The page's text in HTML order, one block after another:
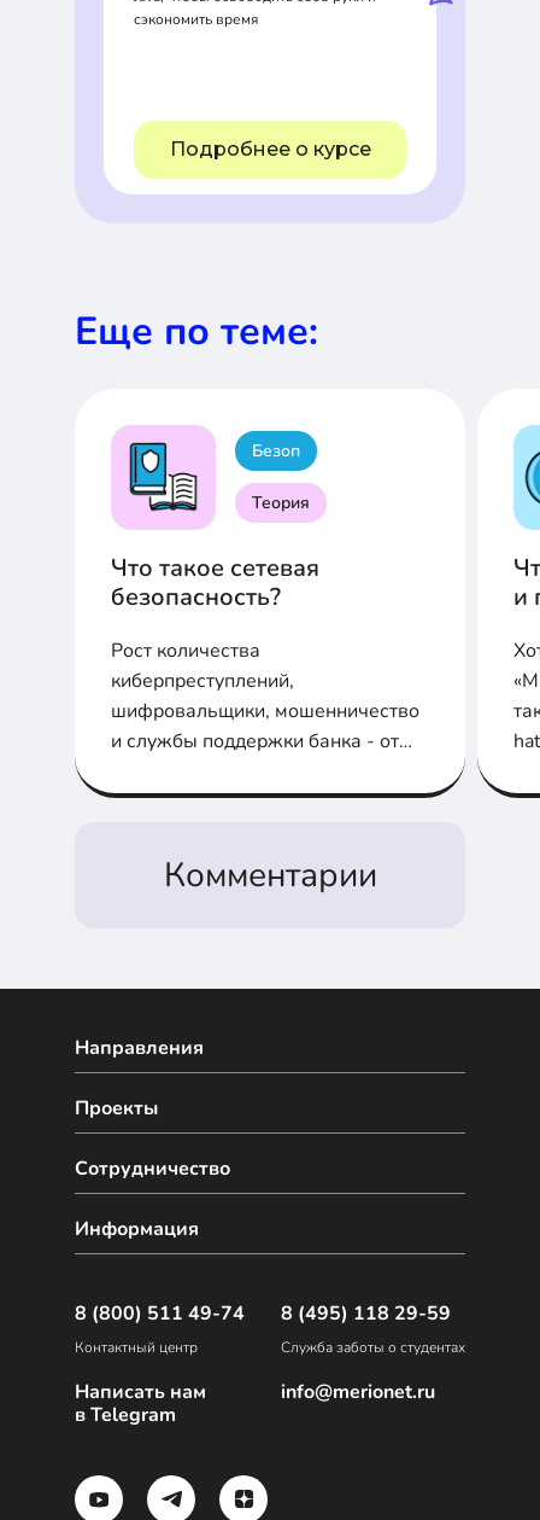
сэкономить время
Подробнее о курсе
Еще по теме:
Безоп
Теория
Что такое сетевая
безопасность?
Рост количества
киберпреступлений,
шифровальщики, мошенничество
и службы поддержки банка - от
специалист по сетевой
чем они занимаются и что это
и
Комментарии
Направления
Сотрудничество
Проекты
Информация
8 (800) 511 49-74
Контактный центр
Написать нам
в Telegram
8 (495) 118 29-59
Служба заботы о студентах
info@merionet.ru